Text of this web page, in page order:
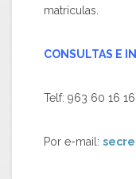
matrículas.
CONSULTAS E
Telf: 963 60 16
Por e-mail: